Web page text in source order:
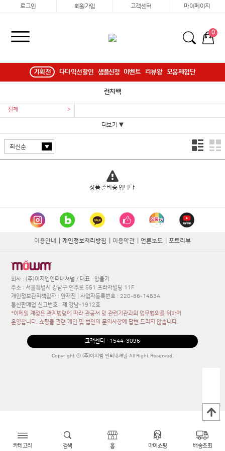
로그인 회원가입 고객센터 마이페이지
0
기획전 다다익선할인 샘플신청 이벤트 리뷰왕 모움체험단
카테고리 검색 홈 마이쇼핑 배송조회
런치백
전체 >
더보기 ▼
상품 준비중 입니다.
이용안내 개인정보처리방침 이용약관 언론보도 포토리뷰
회사 : (주)이지엠인터내셔널 / 대표 : 양을기
주소 : 서울특별시 강남구 언주로 551 프라자빌딩 11F
개인정보관리책임자 : 안재진 | 사업자등록번호 : 220-86-14534
통신판매업 신고번호 : 제 강남-1912호
*이메일 계정은 관계법령에 따라 관공서 및 관련기관과의 업무협의를 위하여
운영합니다. 쇼핑몰 관련 개인 및 법인의 문의사항에 답변 드리지 않습니다.
고객센터 : 1544-3096
Copyright ⓒ (주)이지엠 인터내셔널 All Right Reserved.